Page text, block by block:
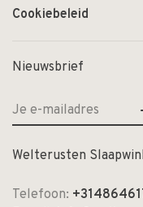
Cookiebeleid
Nieuwsbrief
Welterusten
Telefoon: